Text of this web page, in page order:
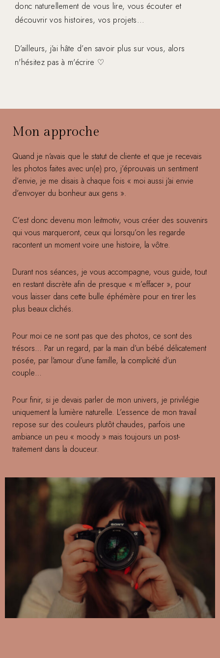
donc naturellement de vous lire, vous écouter et
découvrir vos histoires, vos projets...
D’ailleurs, j’ai hâte d’en savoir plus sur vous, alors
n'hésitez pas à m'écrire ♡
Mon approche
Quand je n’avais que le statut de cliente et que je recevais
les photos faites avec un(e) pro, j’éprouvais un sentiment
d’envie, je me disais à chaque fois « moi aussi j’ai envie
d’envoyer du bonheur aux gens ».
C’est donc devenu mon leitmotiv, vous créer des souvenirs
qui vous marqueront, ceux qui lorsqu’on les regarde
racontent un moment voire une histoire, la vôtre.
Durant nos séances, je vous accompagne, vous guide, tout
en restant discrète afin de presque « m’effacer », pour
vous laisser dans cette bulle éphémère pour en tirer les
plus beaux clichés.
Pour moi ce ne sont pas que des photos, ce sont des
trésors… Par un regard, par la main d’un bébé délicatement
posée, par l’amour d’une famille, la complicité d’un
couple…
Pour finir, si je devais parler de mon univers, je privilégie
uniquement la lumière naturelle. L’essence de mon travail
repose sur des couleurs plutôt chaudes, parfois une
ambiance un peu « moody » mais toujours un post-
traitement dans la douceur.